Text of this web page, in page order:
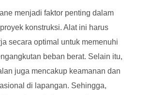
menjadi faktor penting dalam
konstruksi. Alat ini harus
secara optimal untuk memenuhi
beban berat. Selain itu,
juga mencakup keamanan dan
di lapangan. Sehingga,